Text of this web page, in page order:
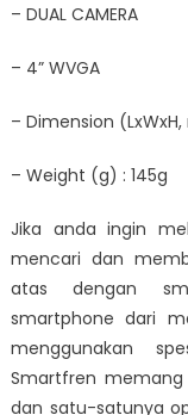
– DUAL CAMERA
– 4” WVGA
– Dimension
– Weight (g) : 145g
Jika anda ingin
mencari dan
atas dengan
smartphone dari
menggunakan
Smartfren
dan satu-satunya